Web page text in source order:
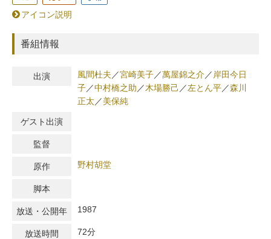
アイコン説明
番組情報
出演 風間杜夫 ／宮崎美子／萬屋錦之介／ 岸田今日
子／中村橋之助 ／木場勝己 ／左とん平／森川
正太 ／美保純
ゲスト出演
監督
原作 野村胡堂
脚本
放送・公開年 1987
放送時間 72分